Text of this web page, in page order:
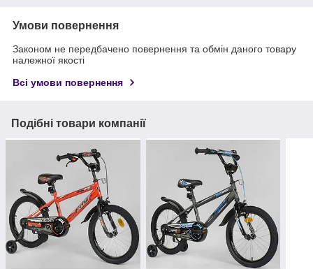
Умови повернення
Законом не передбачено повернення та обмін даного товару
належної якості
Всі умови повернення
Подібні товари компанії